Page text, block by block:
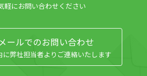
軽にお問い合わせください
ールでのお問い合わせ
に弊社担当者よりご連絡いたします